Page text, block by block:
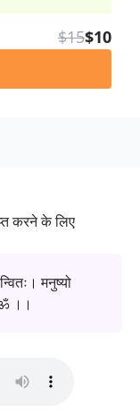
$15$10
करने के लिए
मनुष्यो
ॐ ।।